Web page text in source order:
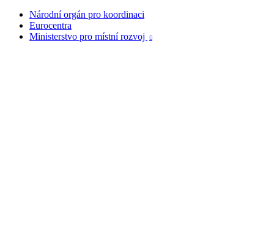
Národní orgán pro koordinaci
Eurocentra
Ministerstvo pro místní rozvoj
